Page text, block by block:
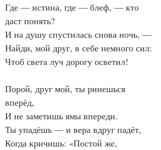
Где — истина, где — блеф, — кто
даст понять?
И на душу спустилась снова ночь, —
Найди, мой друг, в себе немного сил:
Чтоб света луч дорогу осветил!
Порой, друг мой, ты ринешься
вперёд,
И не заметишь ямы впереди.
Ты упадёшь — и вера вдруг падёт,
Когда кричишь: «Постой же,